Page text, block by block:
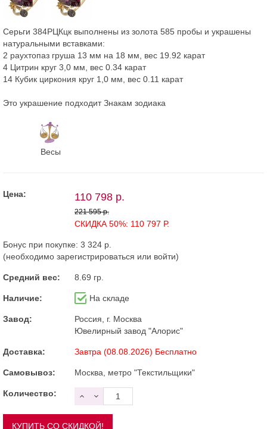
Серьги 384РЦКцк выполнены из золота 585 пробы и украшены
натуральными вставками:
2 раухтопаз груша 13 мм на 18 мм, вес 19.92 карат
4 Цитрин круг 3,0 мм, вес 0.34 карат
14 Кубик циркония круг 1,0 мм, вес 0.11 карат
Это украшение подходит Знакам зодиака
Весы
Цена: 110 798 р.
221 595 р.
СКИДКА 50%: 110 797 Р.
Бонус при покупке: 3 324 р.
(необходимо зарегистрироваться или войти)
Средний вес: 8.69 гр.
Наличие: На складе
Завод:
Россия, г. Москва
Ювелирный завод "Алорис"
Доставка: Завтра (08.08.2026) Бесплатно
Самовывоз: Москва, метро "Текстильщики"
Количество: